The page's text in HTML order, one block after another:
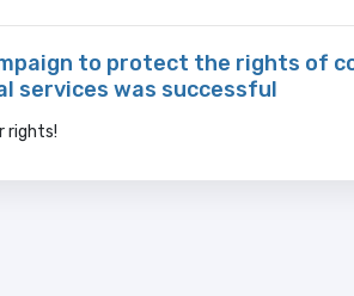
to protect the rights of
services was successful
rights!